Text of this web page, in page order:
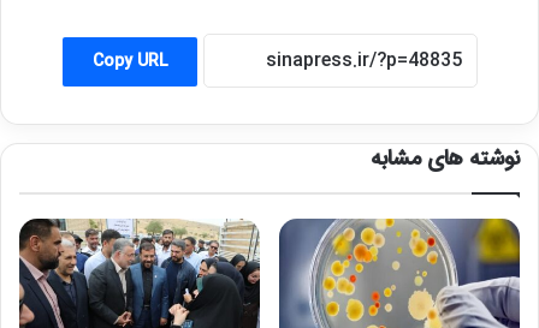
Copy URL
نوشته های مشابه